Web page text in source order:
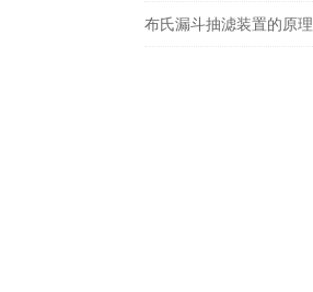
布氏漏斗抽滤装置的原理